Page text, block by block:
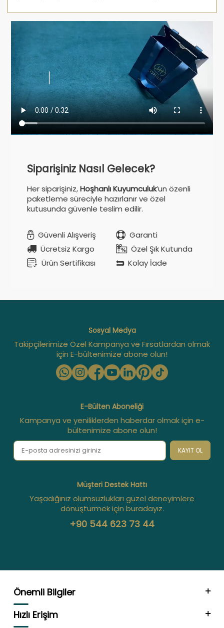
Siparişiniz Nasıl Gelecek?
Her siparişiniz,Hoşhanlı Kuyumculuk’un özenli
paketleme süreciyle hazırlanır ve özel
kutusunda güvenle teslim edilir.
Güvenli Alışveriş
Garanti
Ücretsiz Kargo
Özel Şık Kutunda
Ürün Sertifikası
Kolay İade
Sosyal Medya
Takipçilerimize Özel Kampanya ve Fırsatlardan olmak
için E-bültenimize abone olun!
E-Bülten Aboneliği
Kampanya ve yeniliklerden haberdar olmak için e-
bültenimize abone olun!
KAYIT OL
Müşteri Destek Hattı
Yaşadığınız olumsuzlukları güzel deneyimlere
dönüştürmek için buradayız.
+90 544 623 73 44
Önemli Bilgiler
Hızlı Erişim